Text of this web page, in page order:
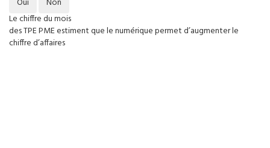
Le chiffre du mois
des TPE PME estiment que le numérique permet d’augmenter le
chiffre d’affaires